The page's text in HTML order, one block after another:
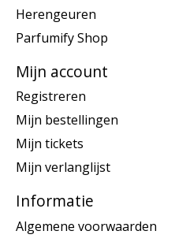
Herengeuren
Parfumify Shop
Mijn account
Registreren
Mijn bestellingen
Mijn tickets
Mijn verlanglijst
Informatie
Algemene voorwaarden